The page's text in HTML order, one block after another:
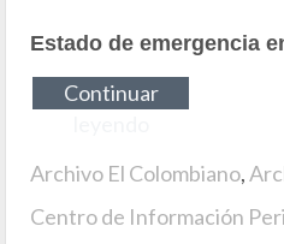
Estado de emergencia
Continuar
Archivo El Colombiano,
Centro de Información